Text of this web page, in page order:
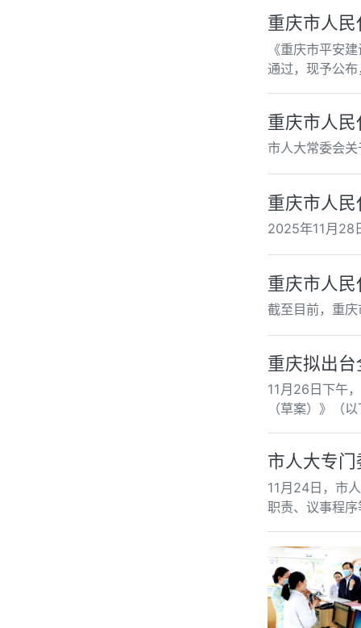
重庆市人
《重庆市平安
通过，现予公
重庆市人
市人大常委会
重庆市人
2025年11月28
重庆市人
截至目前，重
重庆拟出
11月26日下午
（草案）》（
市人大专
11月24日，市
职责、议事程